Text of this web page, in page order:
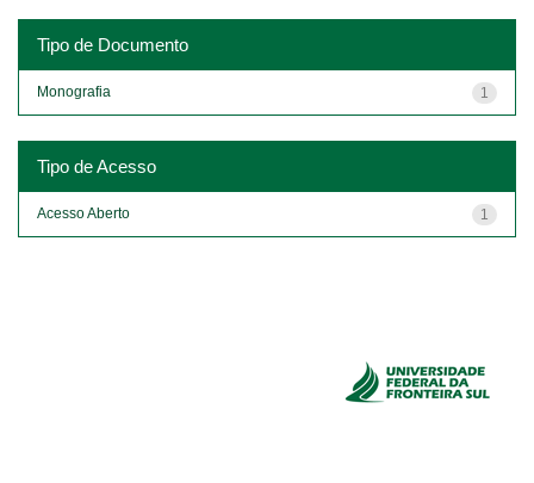
Tipo de Documento
1
Monografia
Tipo de Acesso
1
Acesso Aberto